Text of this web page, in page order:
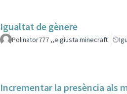
Igualtat de gènere
Polinator777 ,,e giusta minecraft
Incrementar la presència als